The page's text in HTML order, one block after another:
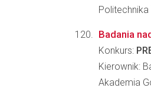
Politechnika
Badania
Konkurs:
Kierownik:
Akademia